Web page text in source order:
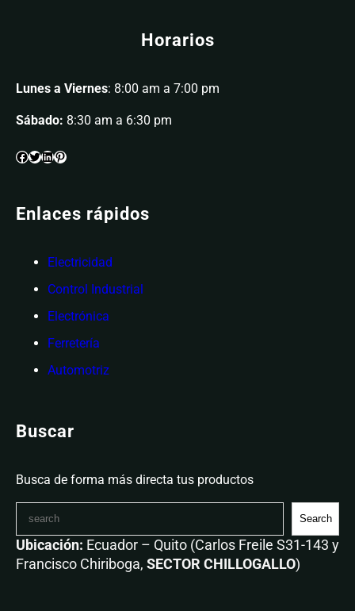
Horarios
Lunes a Viernes: 8:00 am a 7:00 pm
Sábado: 8:30 am a 6:30 pm
Enlaces rápidos
Electricidad
Control Industrial
Electrónica
Ferretería
Automotriz
Buscar
Busca de forma más directa tus productos
Search
Ubicación: Ecuador – Quito (Carlos Freile S31-143 y
Francisco Chiriboga, SECTOR CHILLOGALLO)